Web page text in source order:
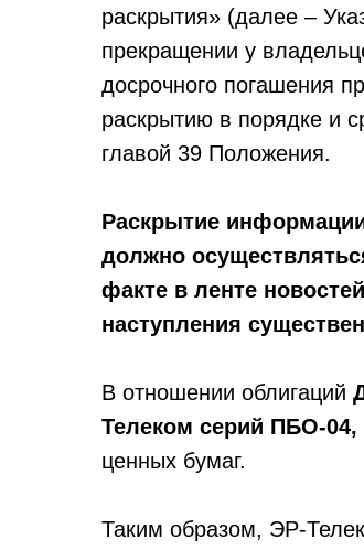
раскрытия» (далее –
прекращении у
досрочного погашения
раскрытию в порядке и
главой 39 Положения.
Раскрытие
должно
факте в ленте
наступления
В отношении облигаций
Телеком серий ПБО-
ценных бумаг.
Таким образом, ЭР-